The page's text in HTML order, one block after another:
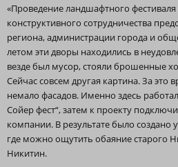
«Проведение ландшафтного
конструктивного сотрудничества
региона, администрации города и
летом эти дворы находились в
везде был мусор, стояли брошенные
Сейчас совсем другая картина. За это
немало фасадов. Именно здесь
Сойер фест“, затем к проекту
компании. В результате было создано
где можно ощутить обаяние старого
Никитин.